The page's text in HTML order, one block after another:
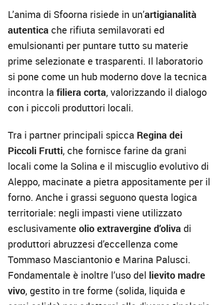
L’anima di Sfoorna risiede in un’artigianalità
autentica che rifiuta semilavorati ed
emulsionanti per puntare tutto su materie
prime selezionate e trasparenti. Il laboratorio
si pone come un hub moderno dove la tecnica
incontra la filiera corta, valorizzando il dialogo
con i piccoli produttori locali.
Tra i partner principali spicca Regina dei
Piccoli Frutti, che fornisce farine da grani
locali come la Solina e il miscuglio evolutivo di
Aleppo, macinate a pietra appositamente per il
forno. Anche i grassi seguono questa logica
territoriale: negli impasti viene utilizzato
esclusivamente olio extravergine d’oliva di
produttori abruzzesi d’eccellenza come
Tommaso Masciantonio e Marina Palusci.
Fondamentale è inoltre l’uso del lievito madre
vivo, gestito in tre forme (solida, liquida e